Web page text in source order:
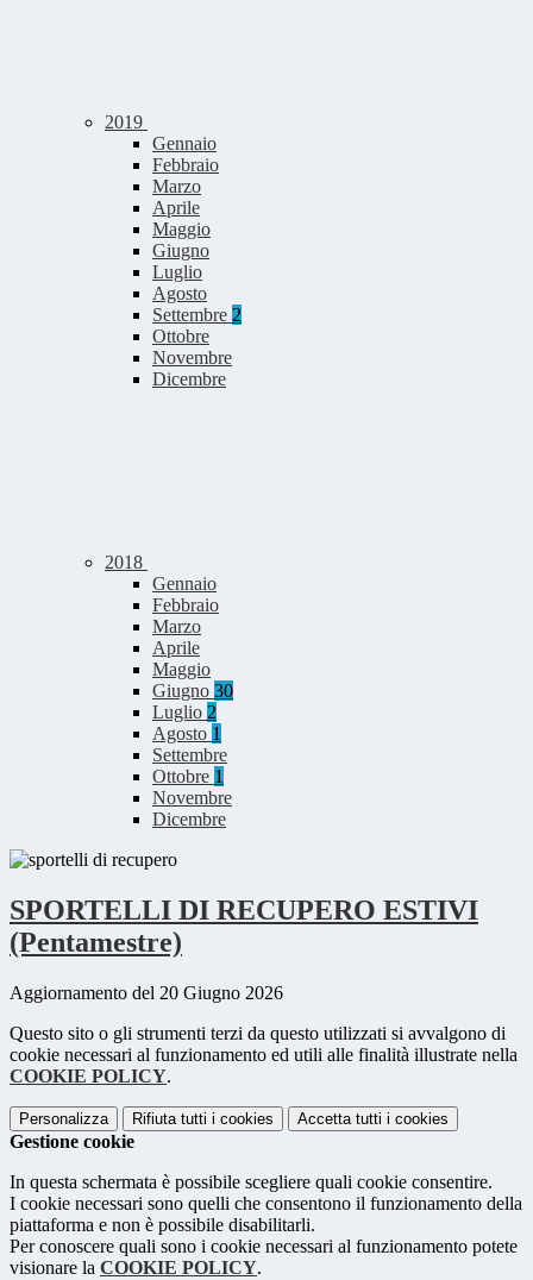
2019
Gennaio
Febbraio
Marzo
Aprile
Maggio
Giugno
Luglio
Agosto
Settembre 2
Ottobre
Novembre
Dicembre
2018
Gennaio
Febbraio
Marzo
Aprile
Maggio
Giugno 30
Luglio 2
Agosto 1
Settembre
Ottobre 1
Novembre
Dicembre
SPORTELLI DI RECUPERO ESTIVI
(Pentamestre)
Aggiornamento del 20 Giugno 2026
Questo sito o gli strumenti terzi da questo utilizzati si avvalgono di
cookie necessari al funzionamento ed utili alle finalità illustrate nella
COOKIE POLICY.
Personalizza Rifiuta tutti i cookies Accetta tutti i cookies
Gestione cookie
In questa schermata è possibile scegliere quali cookie consentire.
I cookie necessari sono quelli che consentono il funzionamento della
piattaforma e non è possibile disabilitarli.
Per conoscere quali sono i cookie necessari al funzionamento potete
visionare la COOKIE POLICY.